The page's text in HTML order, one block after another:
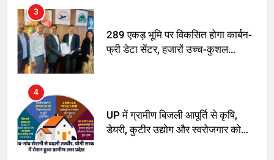
फ्री डेटा सेंटर, हजारों उच्च-कुशल
रोजगार सृजन की संभावना
4
डेयरी, कुटीर उद्योग और स्वरोजगार को
मिला बढ़ावा
5